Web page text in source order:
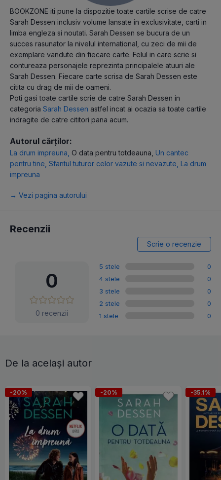
BOOKZONE iti pune la dispozitie toate cartile scrise de catre
Sarah Dessen inclusiv volume lansate in exclusivitate, carti in
limba engleza si noutati. Sarah Dessen se bucura de un
succes rasunator la nivelul international, cu zeci de mii de
exemplare vandute din fiecare carte. Felul in care scrie si
contureaza personajele reprezinta principalele atuuri ale
Sarah Dessen. Fiecare carte scrisa de Sarah Dessen este
citita cu drag de mii de oameni.
Poti gasi toate cartile scrie de catre Sarah Dessen in
categoria Sarah Dessen astfel incat ai ocazia sa toate cartile
indragite de catre cititori pana acum.
Autorul cărților:
La drum impreuna O data pentru totdeauna Un cantec
pentru tine Sfantul tuturor celor vazute si nevazute La drum
impreuna
→ Vezi pagina autorului
Recenzii
Scrie o recenzie
0
0 recenzii
5 stele
0
4 stele
0
3 stele
0
2 stele
0
1 stele
0
De la același autor
-20% -20% -35.1%